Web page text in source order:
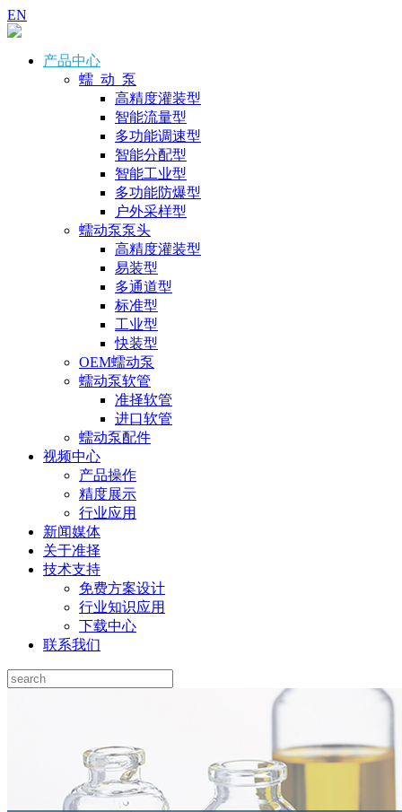
EN
产品中心
蠕 动 泵
高精度灌装型
智能流量型
多功能调速型
智能分配型
智能工业型
多功能防爆型
户外采样型
蠕动泵泵头
高精度灌装型
易装型
多通道型
标准型
工业型
快装型
OEM蠕动泵
蠕动泵软管
准择软管
进口软管
蠕动泵配件
视频中心
产品操作
精度展示
行业应用
新闻媒体
关于准择
技术支持
免费方案设计
行业知识应用
下载中心
联系我们